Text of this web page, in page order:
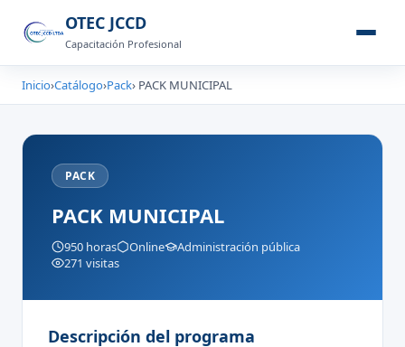
OTEC JCCD
Capacitación Profesional
Inicio›Catálogo›Pack› PACK MUNICIPAL
PACK
PACK MUNICIPAL
950 horas Online
Administración pública
271 visitas
Descripción del programa